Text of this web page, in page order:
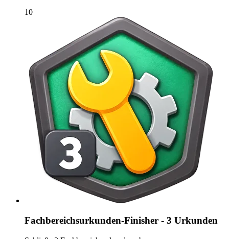
10
Fachbereichsurkunden-Finisher - 3 Urkunden